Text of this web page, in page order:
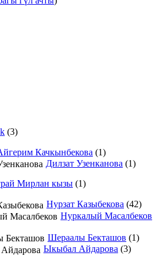
(3)
Качкынбекова (1)
Дилзат Узенканова (1)
Мирлан кызы (1)
Нурзат Казыбекова (42)
Нуркалый Масалбеков
Шераалы Бекташов (1)
Ыкыбал Айдарова (3)